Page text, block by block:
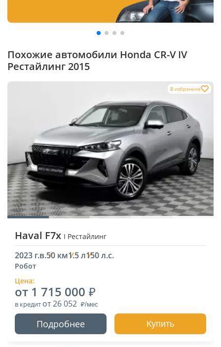
Похожие автомобили Honda CR-V IV
Рестайлинг 2015
В избранное
Haval F7x I Рестайлинг
2023 г.в.50 км1.5 л150 л.с.
Робот
Цена:
от 1 715 000
в кредит от 26 052
Подробнее Купить